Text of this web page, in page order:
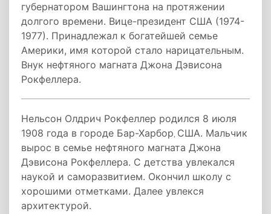
губернатором Вашингтона на протяжении
долгого времени. Вице-президент США (1974-
1977). Принадлежал к богатейшей семье
Америки, имя которой стало нарицательным.
Внук нефтяного магната Джона Дэвисона
Рокфеллера.
Нельсон Олдрич Рокфеллер родился 8 июля
1908 года в городе Бар-Харбор США. Мальчик
вырос в семье нефтяного магната Джона
Дэвисона Рокфеллера. С детства увлекался
наукой и саморазвитием. Окончил школу с
хорошими отметками. Далее увлекся
архитектурой.